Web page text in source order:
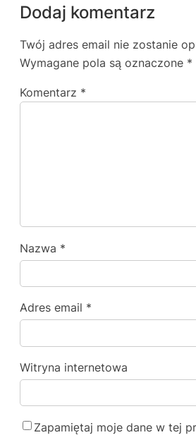
Dodaj komentarz
Twój adres email nie zostanie
Wymagane pola są oznaczone *
Komentarz *
Nazwa *
Adres email *
Witryna internetowa
Zapamiętaj moje dane w tej